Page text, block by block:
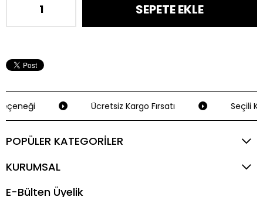
Ücretsiz Kargo Fırsatı Seçili
POPÜLER KATEGORİLER
KURUMSAL
E-Bülten Üyelik